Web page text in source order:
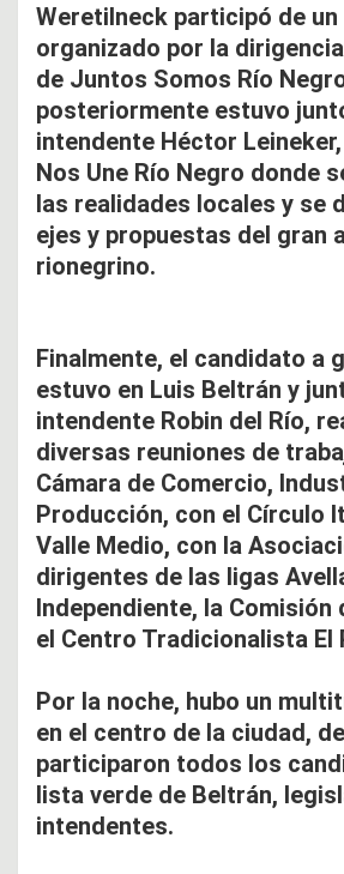
Weretilneck participó de
organizado por la
de Juntos Somos Río
posteriormente estuvo
intendente Héctor
Nos Une Río Negro donde
las realidades locales y se
ejes y propuestas del gran
rionegrino.
Finalmente, el candidato a
estuvo en Luis Beltrán y
intendente Robin del Río,
diversas reuniones de
Cámara de Comercio,
Producción, con el Círculo
Valle Medio, con la
dirigentes de las ligas
Independiente, la Comisión
el Centro Tradicionalista El
Por la noche, hubo un
en el centro de la ciudad,
participaron todos los
lista verde de Beltrán,
intendentes.